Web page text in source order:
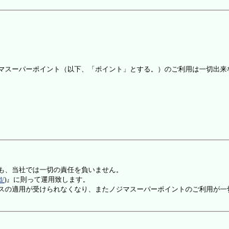
ーパーポイント（以下、「ポイント」とする。）のご利用は一切出来
当社では一切の責任を負いません。
)』に則って運用致します。
適用が受けられなくなり、またノジマスーパーポイントのご利用が